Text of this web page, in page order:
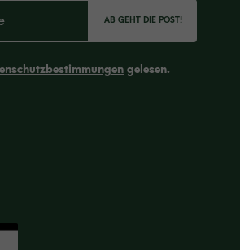
AB GEHT DIE POST!
gelesen.